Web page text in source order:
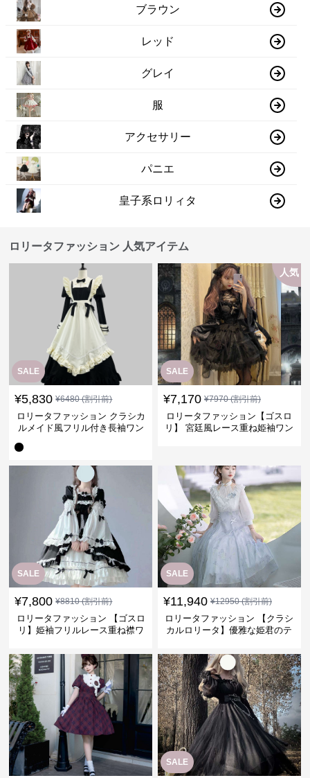
ブラウン
レッド
グレイ
服
アクセサリー
パニエ
皇子系ロリィタ
ロリータファッション 人気アイテム
SALE
¥5,830 ¥6480(割引前)
ロリータファッション クラシカ
ルメイド風フリル付き長袖ワン
SALE
人気
¥7,170 ¥7970(割引前)
ロリータファッション【ゴスロ
リ】 宮廷風レース重ね姫袖ワン
SALE
¥7,800 ¥8810(割引前)
ロリータファッション 【ゴスロ
リ】姫袖フリルレース重ね襟ワ
SALE
¥11,940 ¥12950(割引前)
ロリータファッション 【クラシ
カルロリータ】優雅な姫君のテ
SALE